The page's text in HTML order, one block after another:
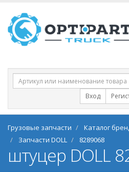
Вход
Грузовые запчасти Каталог
Запчасти DOLL
8289068
штуцер DOLL